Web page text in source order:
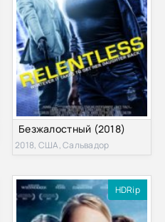
Безжалостный (2018)
2018, США, Сальвадор
HDRip